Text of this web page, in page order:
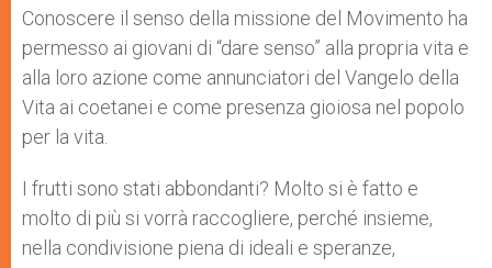
Conoscere il senso della missione del Movimento ha
permesso ai giovani di “dare senso” alla propria vita e
alla loro azione come annunciatori del Vangelo della
Vita ai coetanei e come presenza gioiosa nel popolo
per la vita.
I frutti sono stati abbondanti? Molto si è fatto e
molto di più si vorrà raccogliere, perché insieme,
nella condivisione piena di ideali e speranze,